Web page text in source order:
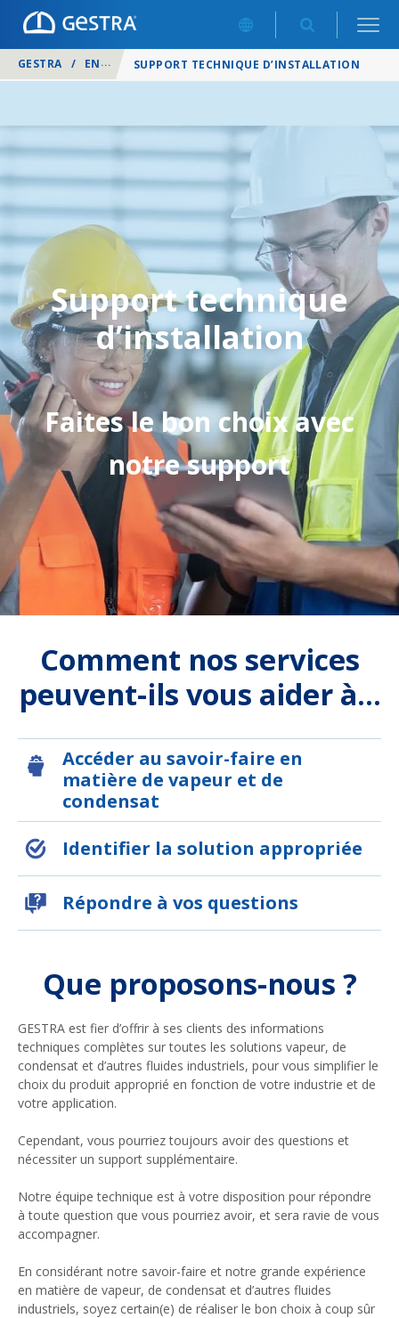
GESTRA / ENTRETIEN D’INSTALLATIONS /
SUPPORT TECHNIQUE D’INSTALLATION
Support technique
d’installation
Faites le bon choix avec
notre support
Comment nos services
peuvent-ils vous aider à...
Accéder au savoir-faire en
matière de vapeur et de
condensat
Identifier la solution appropriée
Répondre à vos questions
Que proposons-nous ?
GESTRA est fier d’offrir à ses clients des informations
techniques complètes sur toutes les solutions vapeur, de
condensat et d’autres fluides industriels, pour vous simplifier le
choix du produit approprié en fonction de votre industrie et de
votre application.
Cependant, vous pourriez toujours avoir des questions et
nécessiter un support supplémentaire.
Notre équipe technique est à votre disposition pour répondre
à toute question que vous pourriez avoir, et sera ravie de vous
accompagner.
En considérant notre savoir-faire et notre grande expérience
en matière de vapeur, de condensat et d’autres fluides
industriels, soyez certain(e) de réaliser le bon choix à coup sûr